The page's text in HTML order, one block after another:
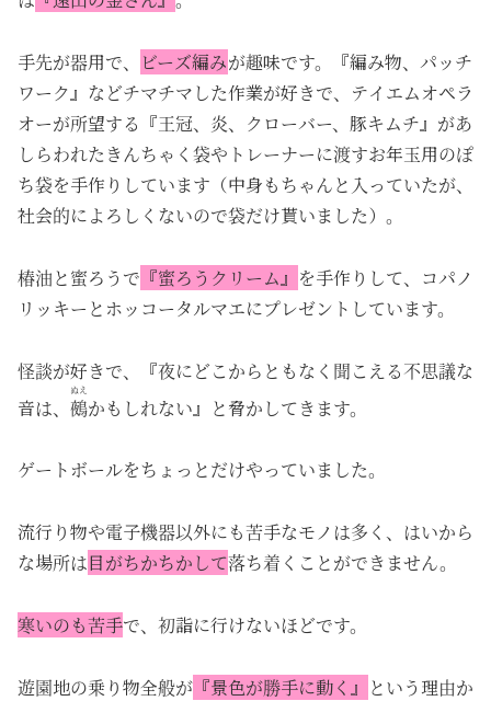
手先が器用で、 ビーズ編みが趣味です。『編み物、パッチ
ワーク』などチマチマした作業が好きで、テイエムオペラ
オーが所望する『王冠、炎、クローバー、豚キムチ』があ
しらわれたきんちゃく袋やトレーナーに渡すお年玉用のぽ
ち袋を手作りしています（中身もちゃんと入っていたが、
社会的によろしくないので袋だけ貰いました）。
椿油と蜜ろうで 『蜜ろうクリーム』 を手作りして、コパノ
リッキーとホッコータルマエにプレゼントしています。
怪談が好きで、『夜にどこからともなく聞こえる不思議な
音は、 鵺
ぬえ
かもしれない』と脅かしてきます。
ゲートボールをちょっとだけやっていました。
流行り物や電子機器以外にも苦手なモノは多く、はいから
な場所は目がちかちかして落ち着くことができません。
寒いのも苦手で、初詣に行けないほどです。
遊園地の乗り物全般が 『景色が勝手に動く』 という理由か